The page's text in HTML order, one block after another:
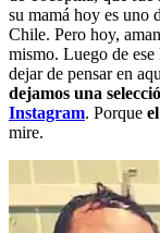
su mamá hoy es uno
Chile. Pero hoy,
mismo. Luego de
dejar de pensar en
dejamos una
Instagram. Porque
mire.